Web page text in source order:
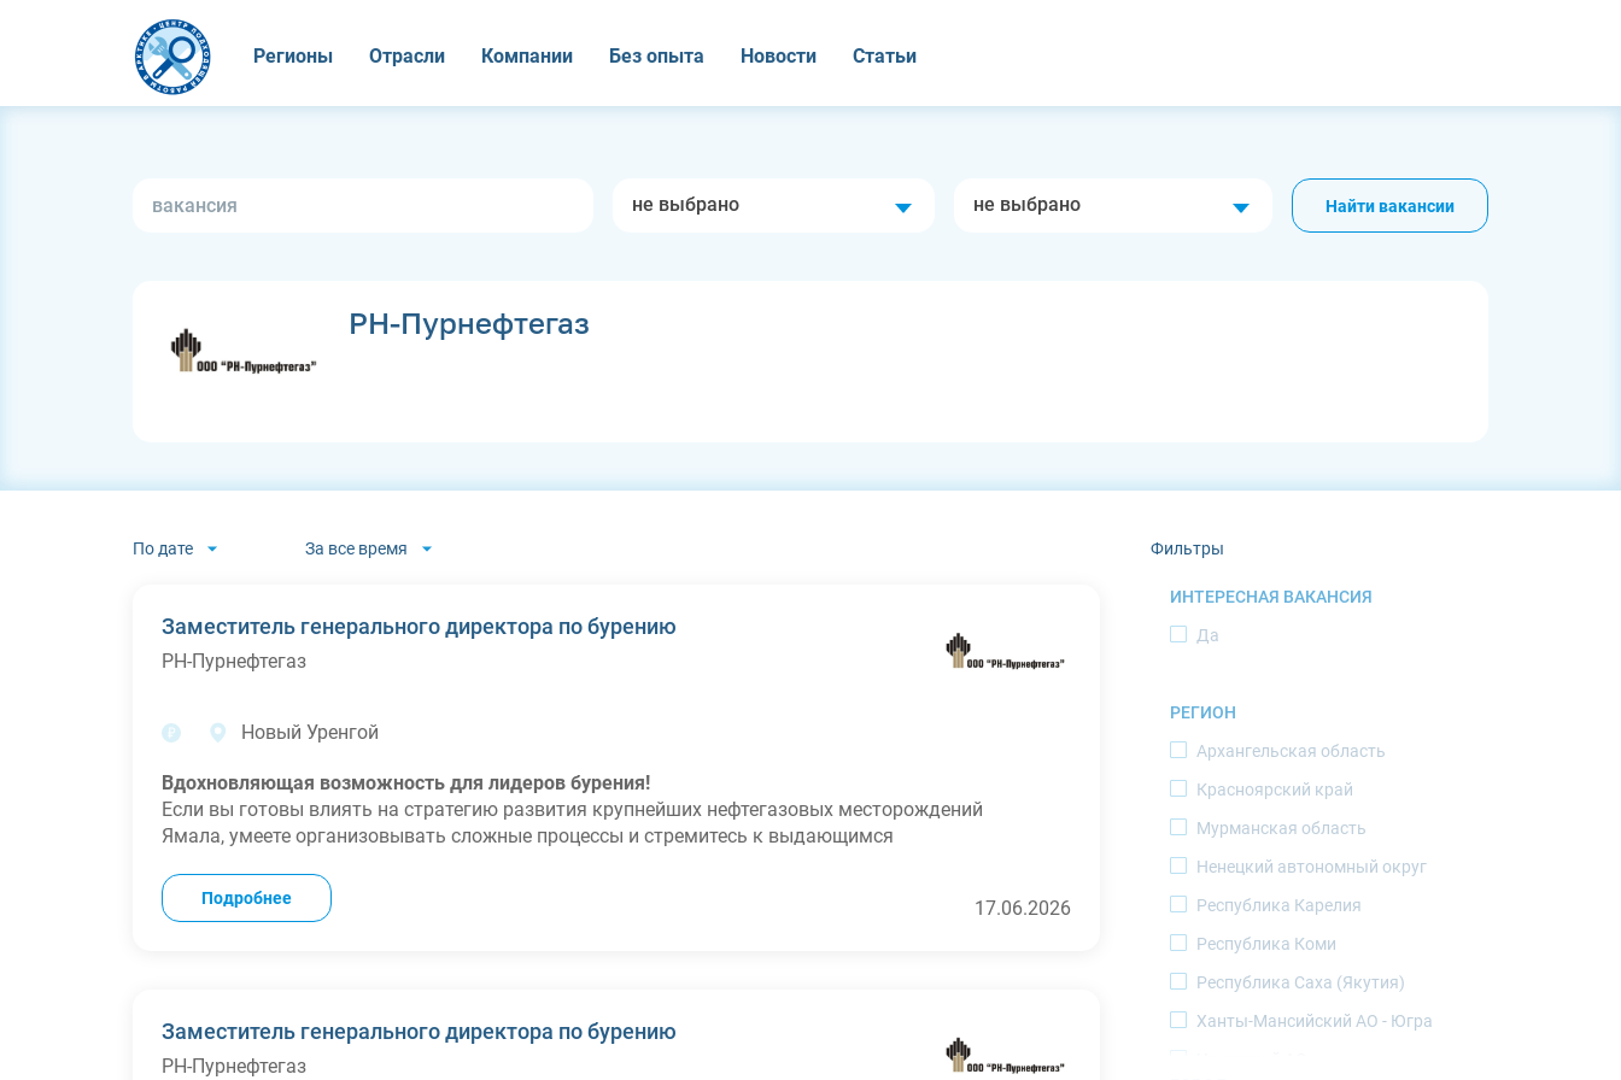
Регионы Отрасли Компании Без опыта Новости Статьи
не выбрано не выбрано Найти вакансии
РН-Пурнефтегаз
Фильтры
ИНТЕРЕСНАЯ ВАКАНСИЯ
Да
РЕГИОН
Архангельская область
Красноярский край
Мурманская область
Ненецкий автономный округ
Республика Карелия
Республика Коми
Республика Саха (Якутия)
Ханты-Мансийский АО - Югра
По дате За все время
Заместитель генеpального диpектоpа по бурению
РН-Пурнефтегаз
Новый Уренгой
Вдохновляющая возможность для лидеров бурения!
Если вы готовы влиять на стратегию развития крупнейших нефтегазовых месторождений
Ямала, умеете организовывать сложные процессы и стремитесь к выдающимся
Ваши задачи:
Организация и контроль качественного строительства и реконструкции скважин на
и сроков по сравнению с предыдущими периодами.
Контроль за достижением плановых дебитов скважин (ВНС, ЗБС).
Внедрение современных технологий и лучших практик в области бурения.
Подробнее 17.06.2026
Заместитель генеpального диpектоpа по бурению
РН-Пурнефтегаз